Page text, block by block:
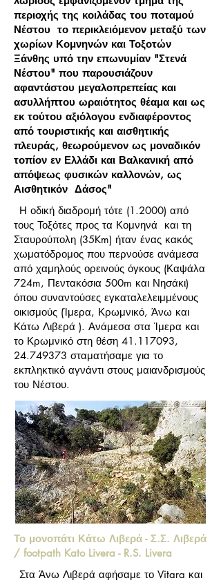
περιοχής της κοιλάδας του ποταμού
Νέστου το περικλειόμενον μεταξύ των
χωρίων Κομνηνών και Τοξοτών
Ξάνθης υπό την επωνυμίαν "Στενά
Νέστου" που παρουσιάζουν
αφαντάστου μεγαλοπρεπείας και
ασυλλήπτου ωραιότητος θέαμα και ως
εκ τούτου αξιόλογου ενδιαφέροντος
από τουριστικής και αισθητικής
πλευράς, θεωρούμενον ως μοναδικόν
τοπίον εν Ελλάδι και Βαλκανική από
απόψεως φυσικών καλλονών, ως
Αισθητικόν Δάσος"
Η οδική διαδρομή τότε (1.2000) από
τους Τοξότες προς τα Κομνηνά και τη
Σταυρούπολη (35Km) ήταν ένας κακός
χωματόδρομος που περνούσε ανάμεσα
από χαμηλούς ορεινούς όγκους (Καψάλα
724m, Πεντακόσια 500m και Νησάκι)
όπου συναντούσες εγκαταλελειμμένους
οικισμούς (Ίμερα, Κρωμνικό, Άνω και
Κάτω Λιβερά ). Ανάμεσα στα Ίμερα και
το Κρωμνικό στη θέση 41.117093,
24.749373 σταματήσαμε για το
εκπληκτικό αγνάντι στους μαιανδρισμούς
του Νέστου.
Το μονοπάτι Κάτω Λιβερά - Σ.Σ. Λιβερά
/ footpath Kato Livera - R.S. Livera
Στα Άνω Λιβερά αφήσαμε το Vitara και